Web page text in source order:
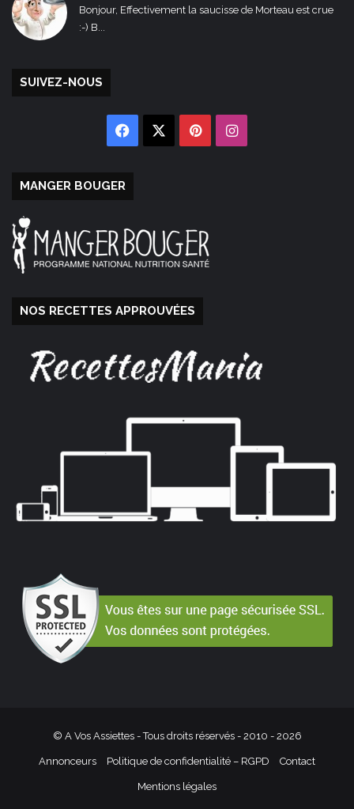
Bonjour, Effectivement la saucisse de Morteau est crue
:-) B...
SUIVEZ-NOUS
Facebook PinterestInstagram
MANGER BOUGER
NOS RECETTES APPROUVÉES
© A Vos Assiettes - Tous droits réservés - 2010 - 2026
Annonceurs Politique de confidentialité – RGPD Contact
Mentions légales